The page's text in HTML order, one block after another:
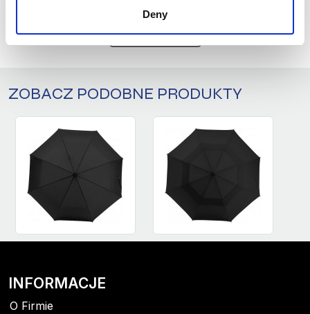
Deny
ZALOGUJ SIĘ
ZAPYTAJ O PRODUKT
ZOBACZ PODOBNE PRODUKTY
INFORMACJE
O Firmie